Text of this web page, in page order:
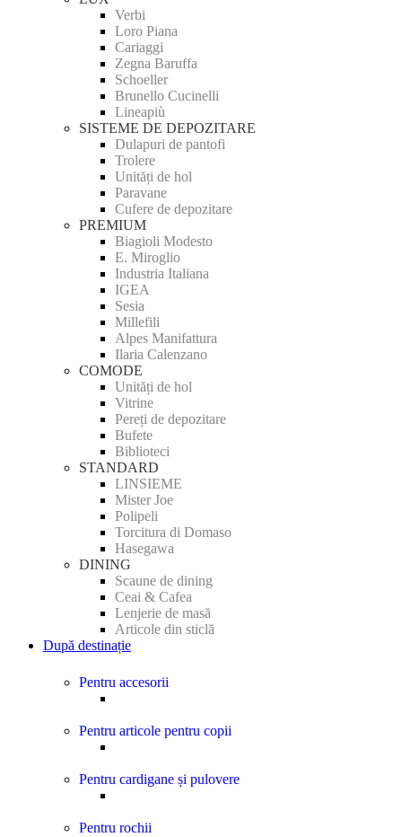
Verbi
Loro Piana
Cariaggi
Zegna Baruffa
Schoeller
Brunello Cucinelli
Lineapiù
SISTEME DE DEPOZITARE
Dulapuri de pantofi
Trolere
Unități de hol
Paravane
Cufere de depozitare
PREMIUM
Biagioli Modesto
E. Miroglio
Industria Italiana
IGEA
Sesia
Millefili
Alpes Manifattura
Ilaria Calenzano
COMODE
Unități de hol
Vitrine
Pereți de depozitare
Bufete
Biblioteci
STANDARD
LINSIEME
Mister Joe
Polipeli
Torcitura di Domaso
Hasegawa
DINING
Scaune de dining
Ceai & Cafea
Lenjerie de masă
Articole din sticlă
După destinație
Pentru accesorii
Pentru articole pentru copii
Pentru cardigane și pulovere
Pentru rochii